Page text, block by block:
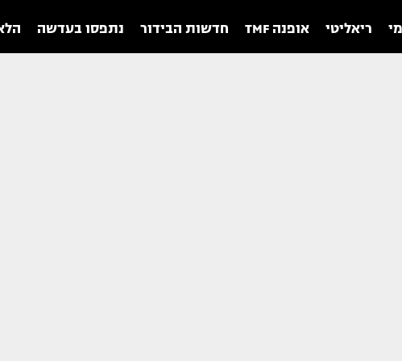
ריאליטי אופנה TMF חדשות הבידור נתפסו בעדשה